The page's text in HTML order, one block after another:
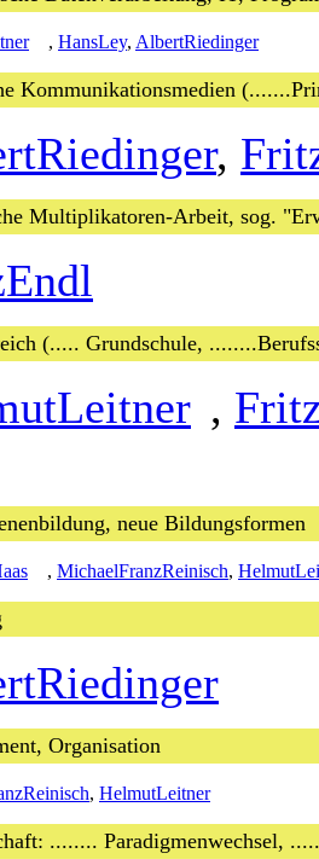
, HansLey, AlbertRiedinger
Kommunikationsmedien
,
Multiplikatoren-Arbeit, sog.
(..... Grundschule,
,
neue Bildungsformen
, MichaelFranzReinisch,
Organisation
, HelmutLeitner
........ Paradigmenwechsel,